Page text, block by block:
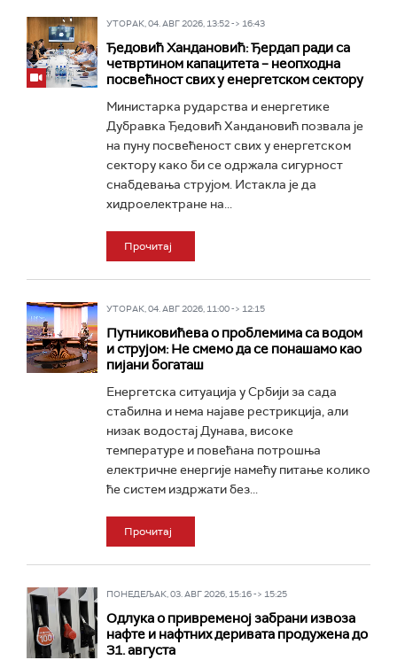
УТОРАК, 04. АВГ 2026, 13:52 -> 16:43
Ђедовић Хандановић: Ђердап ради са
четвртином капацитета – неопходна
посвећност свих у енергетском сектору
Министарка рударства и енергетике
Дубравка Ђедовић Хандановић позвала је
на пуну посвећеност свих у енергетском
сектору како би се одржала сигурност
снабдевања струјом. Истакла је да
хидроелектране на...
Прочитај
УТОРАК, 04. АВГ 2026, 11:00 -> 12:15
Путниковићева о проблемима са водом
и струјом: Не смемо да се понашамо као
пијани богаташ
Енергетска ситуација у Србији за сада
стабилна и нема најаве рестрикција, али
низак водостај Дунава, високе
температуре и повећана потрошња
електричне енергије намећу питање колико
ће систем издржати без...
Прочитај
ПОНЕДЕЉАК, 03. АВГ 2026, 15:16 -> 15:25
Одлука о привременој забрани извоза
нафте и нафтних деривата продужена до
31. августа